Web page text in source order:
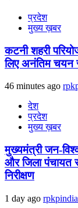
प्रदेश
मुख्य ख़बर
कटनी शहरी
लिए अनंतिम चयन
46 minutes ago
देश
प्रदेश
मुख्य ख़बर
मुख्यमंत्री जन-
और जिला पंचायत
निरीक्षण
1 day ago